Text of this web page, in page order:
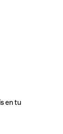
en tu